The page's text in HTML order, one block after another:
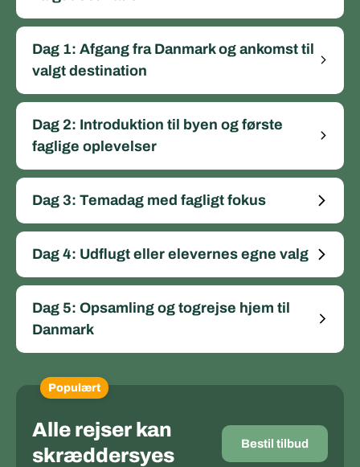
Dag 1: Afgang fra Danmark og ankomst til
valgt destination
Dag 2: Introduktion til byen og første
faglige oplevelser
Dag 3: Temadag med fagligt fokus
Dag 4: Udflugt eller elevernes egne valg
Dag 5: Opsamling og togrejse hjem til
Danmark
Populært
Alle rejser kan
skræddersyes
Bestil tilbud